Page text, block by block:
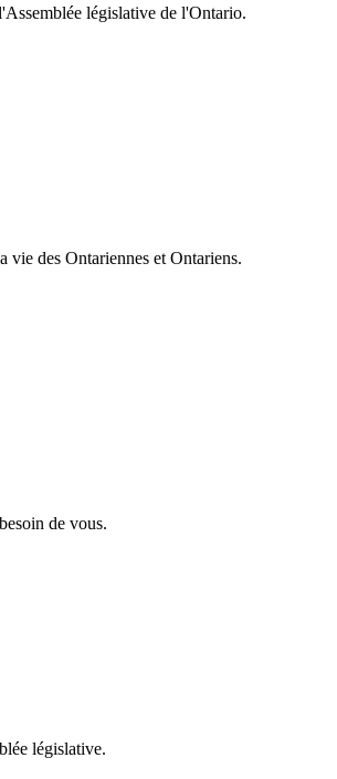
législative de l'Ontario.
vie des Ontariennes et Ontariens.
de vous.
législative.